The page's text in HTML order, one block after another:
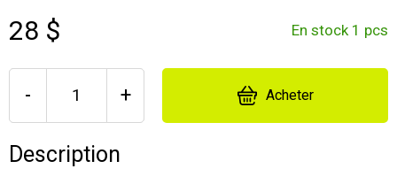
28 $ En stock 1 pcs
- + Acheter
Description